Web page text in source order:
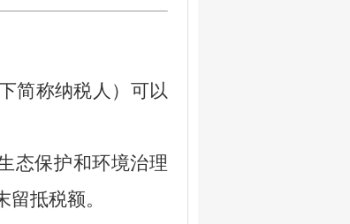
简称纳税人）可以
态保护和环境治理
抵税额。